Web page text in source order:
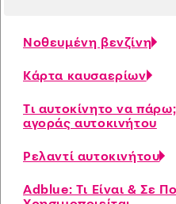
Νοθευμένη βενζίνη
Κάρτα καυσαερίων
Τι αυτοκίνητο να
αγοράς αυτοκινήτου
Ρελαντί αυτοκινήτου
Adblue: Τι Είναι & Σε